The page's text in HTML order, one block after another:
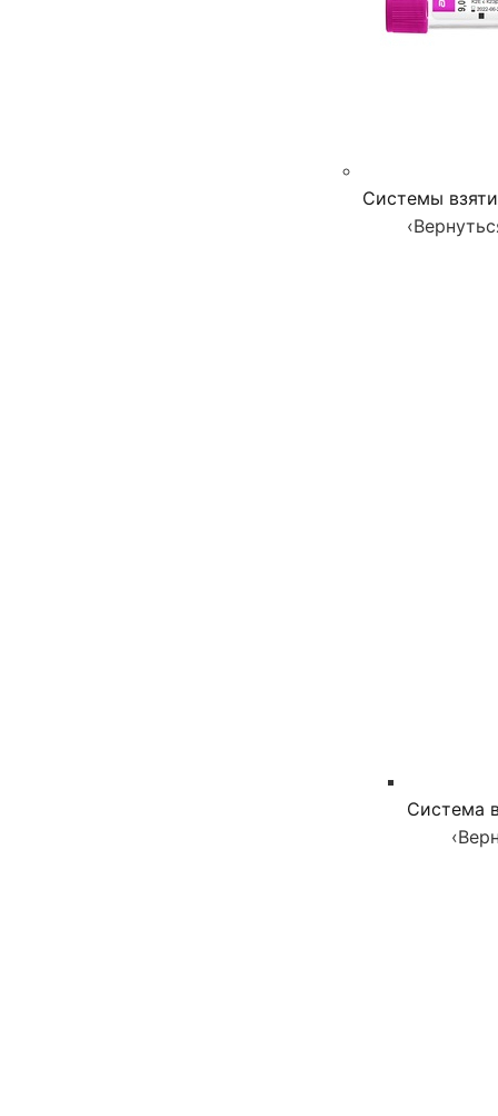
Системы
‹
Система
‹